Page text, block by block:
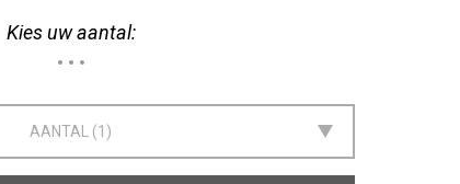
Kies uw aantal:
AANTAL 1